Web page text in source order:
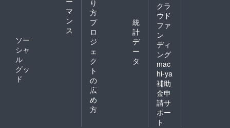
マ
ン
ス
ソー
シャ
ル
グッ
ド
り
方
プ
ロ
ジ
ェ
ク
ト
の
広
め
方
統
計
デ
ー
タ
クラ
ウド
ファ
ン
ディ
ング
mac
hi-ya
補助
金申
請サ
ポー
ト